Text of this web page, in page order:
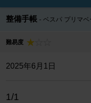
整備手帳 ベスパ プリマベ
難易度
2025年6月1日
1/1